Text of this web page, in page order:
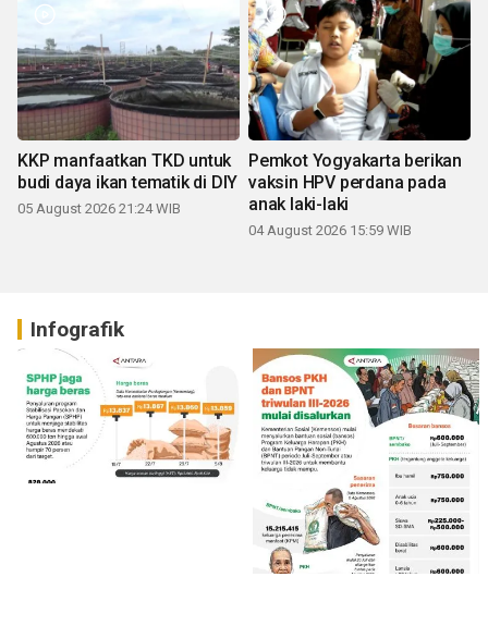
KKP manfaatkan TKD untuk
budi daya ikan tematik di DIY
05 August 2026 21:24 WIB
Pemkot Yogyakarta berikan
vaksin HPV perdana pada
anak laki-laki
04 August 2026 15:59 WIB
Infografik